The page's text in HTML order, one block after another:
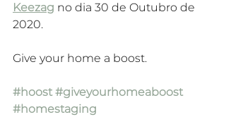
Keezag no dia 30 de Outubro de
2020.
Give your home a boost.
#hoost #giveyourhomeaboost
#homestaging